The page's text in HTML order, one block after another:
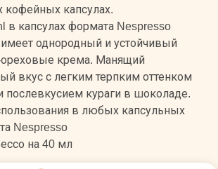
кофейных капсулах.
в капсулах формата Nespresso
однородный и устойчивый
ореховые крема. Манящий
вкус с легким терпким оттенком
послевкусием кураги в шоколаде.
в любых капсульных
Nespresso
на 40 мл